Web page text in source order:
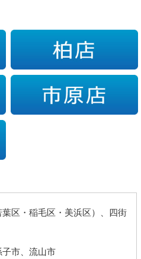
区・稲毛区・美浜区）、四街
市、流山市